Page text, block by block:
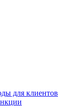
для клиентов